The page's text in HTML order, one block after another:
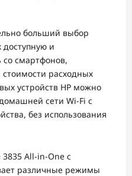
больший выбор
доступную и
со смартфонов,
расходных
устройств HP можно
сети Wi-Fi с
без использования
3835 All-in-One с
различные режимы